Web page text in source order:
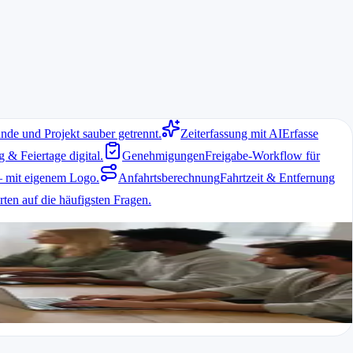
und Projekt sauber getrennt. Zeiterfassung mit AIErfasse
& Feiertage digital. GenehmigungenFreigabe-Workflow für
eigenem Logo. AnfahrtsberechnungFahrtzeit & Entfernung
auf die häufigsten Fragen.
fallen an und Materialverbrauch muss dokumentiert
und die Möglichkeit, Fahrtzeiten separat zu